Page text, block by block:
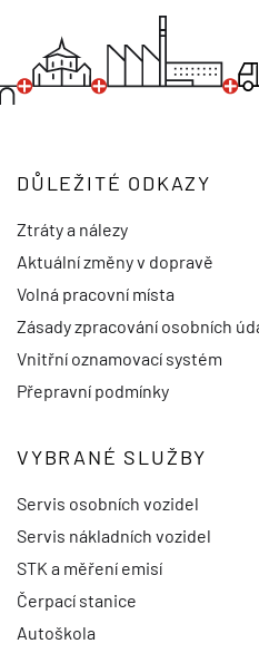
DŮLEŽITÉ ODKAZY
Ztráty a nálezy
Aktuální změny v dopravě
Volná pracovní místa
Zásady zpracování osobních
Vnitřní oznamovací systém
Přepravní podmínky
VYBRANÉ SLUŽBY
Servis osobních vozidel
Servis nákladních vozidel
STK a měření emisí
Čerpací stanice
Autoškola